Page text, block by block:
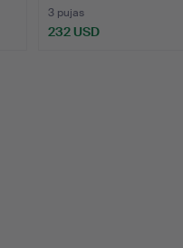
3 pujas
232 USD